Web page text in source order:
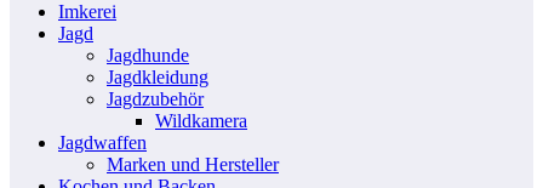
Imkerei
Jagd
Jagdhunde
Jagdkleidung
Jagdzubehör
Wildkamera
Jagdwaffen
Marken und Hersteller